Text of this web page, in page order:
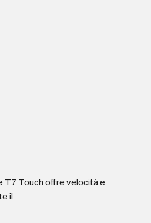
T7 Touch offre velocità e
il